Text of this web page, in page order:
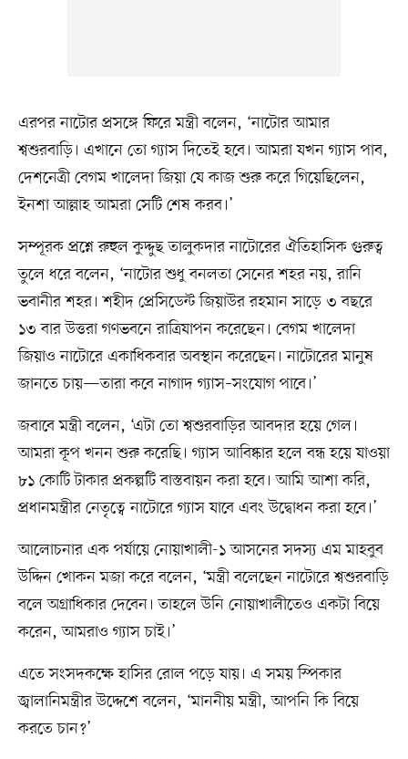
এরপর নাটোর প্রসঙ্গে ফিরে মন্ত্রী বলেন, ‘নাটোর আমার
শ্বশুরবাড়ি। এখানে তো গ্যাস দিতেই হবে। আমরা যখন গ্যাস পাব,
দেশনেত্রী বেগম খালেদা জিয়া যে কাজ শুরু করে গিয়েছিলেন,
ইনশা আল্লাহ আমরা সেটি শেষ করব।’
সম্পূরক প্রশ্নে রুহুল কুদ্দুছ তালুকদার নাটোরের ঐতিহাসিক গুরুত্ব
তুলে ধরে বলেন, ‘নাটোর শুধু বনলতা সেনের শহর নয়, রানি
ভবানীর শহর। শহীদ প্রেসিডেন্ট জিয়াউর রহমান সাড়ে ৩ বছরে
১৩ বার উত্তরা গণভবনে রাত্রিযাপন করেছেন। বেগম খালেদা
জিয়াও নাটোরে একাধিকবার অবস্থান করেছেন। নাটোরের মানুষ
জানতে চায়—তারা কবে নাগাদ গ্যাস–সংযোগ পাবে।’
জবাবে মন্ত্রী বলেন, ‌‘‌‌‌এটা তো শ্বশুরবাড়ির আবদার হয়ে গেল।
আমরা কূপ খনন শুরু করেছি। গ্যাস আবিষ্কার হলে বন্ধ হয়ে যাওয়া
৮১ কোটি টাকার প্রকল্পটি বাস্তবায়ন করা হবে। আমি আশা করি,
প্রধানমন্ত্রীর নেতৃত্বে নাটোরে গ্যাস যাবে এবং উদ্বোধন করা হবে।’
আলোচনার এক পর্যায়ে নোয়াখালী-১ আসনের সদস্য এম মাহবুব
উদ্দিন খোকন মজা করে বলেন, ‘মন্ত্রী বলেছেন নাটোরে শ্বশুরবাড়ি
বলে অগ্রাধিকার দেবেন। তাহলে উনি নোয়াখালীতেও একটা বিয়ে
করেন, আমরাও গ্যাস চাই।’
এতে সংসদকক্ষে হাসির রোল পড়ে যায়। এ সময় স্পিকার
জ্বালানিমন্ত্রীর উদ্দেশে বলেন, ‘মাননীয় মন্ত্রী, আপনি কি বিয়ে
করতে চান?’